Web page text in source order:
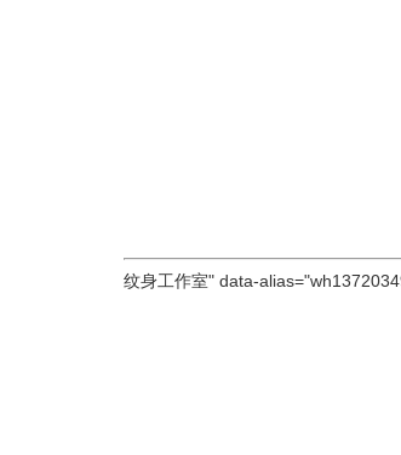
纹身工作室" data-